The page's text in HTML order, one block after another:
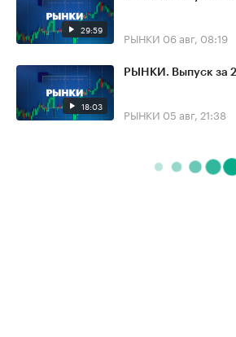
29:59 РЫНКИ 06 авг, 08:19
18:03
РЫНКИ. Выпуск за
РЫНКИ 05 авг, 21:38